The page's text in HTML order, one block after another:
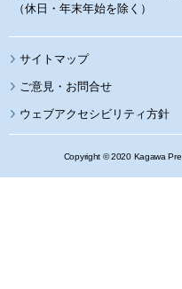
（休日・年末年始を除く）
サイトマップ
ウェブアクセシビリティ方針
Copyright © 2020 Kagawa